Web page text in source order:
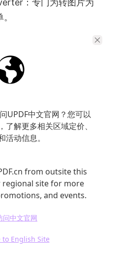
UPDF中文官网？您可以
解更多相关区域定价、
活动信息。
from outsite this
regional site for more
and events.
问中文官网
to English Site
：专门为转图片为
，并且与云端功能无缝连
程中，有几个细节需要注
PDF文件质量良好。
所使用的图片质量较
糊或分辨率低，生成的
，能够有效确保PDF的清